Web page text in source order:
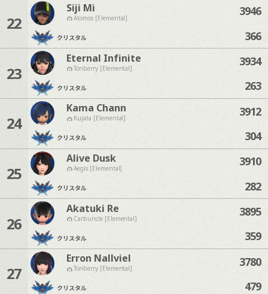
22
Siji Mi
Atomos [Elemental]
クリスタル
3946
366
23
Eternal Infinite
Tonberry [Elemental]
クリスタル
3934
263
24
Kama Chann
Kujata [Elemental]
クリスタル
3912
304
25
Alive Dusk
Aegis [Elemental]
クリスタル
3910
282
26
Akatuki Re
Carbuncle [Elemental]
クリスタル
3895
359
27
Erron Nallviel
Tonberry [Elemental]
クリスタル
3780
479